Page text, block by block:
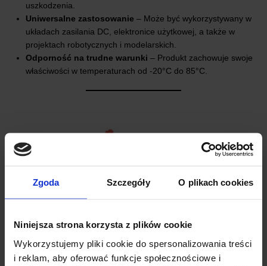
Zgoda Szczegóły O plikach cookies
Niniejsza strona korzysta z plików cookie
Wykorzystujemy pliki cookie do spersonalizowania treści
i reklam, aby oferować funkcje społecznościowe i
uszkodzenia.
Uniwersalne zastosowanie – Może być wykorzystywany w
układach zasilania DC, elektronice użytkowej, a także w
projektach robotycznych i modelarskich.
Odporność na trudne warunki – Produkt zachowuje swoje
właściwości w temperaturach od -20°C do 85°C.